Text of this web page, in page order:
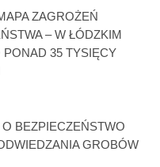
ZAGROŻEŃ
– W ŁÓDZKIM
PONAD 35 TYSIĘCY
BEZPIECZEŃSTWO
GROBÓW